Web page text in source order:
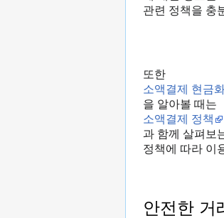
관련 정책을 충
또한
소액결제 현금
을 알아볼 때는
소액결제 정책
과 함께 살펴보
정책에 따라 이
안전한 거